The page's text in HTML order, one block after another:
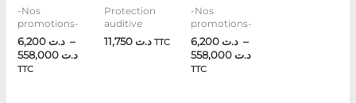
-Nos
promotions-
د.ت6,200
–
د.ت558,000
TTC
Protection
auditive
د.ت11,750 TTC
-Nos
promotions-
د.ت6,200
–
د.ت558,000
TTC